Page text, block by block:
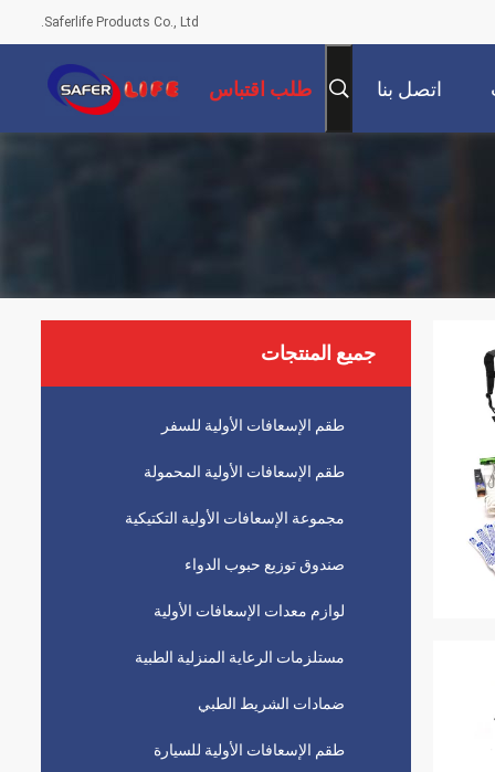
Saferlife Products Co., Ltd.
اتصل بنا طلب اقتباس
جميع المنتجات
طقم الإسعافات الأولية للسفر
طقم الإسعافات الأولية المحمولة
مجموعة الإسعافات الأولية التكتيكية
صندوق توزيع حبوب الدواء
لوازم معدات الإسعافات الأولية
مستلزمات الرعاية المنزلية الطبية
ضمادات الشريط الطبي
طقم الإسعافات الأولية للسيارة